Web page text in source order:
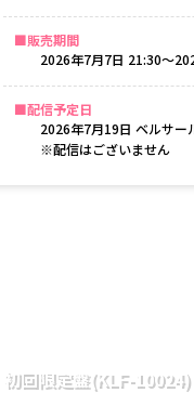
販売期間
2026年7月7日 21:30〜
配信予定日
2026年7月19日 ベルサー
※配信はございません
初回限定盤(KLF-10024)